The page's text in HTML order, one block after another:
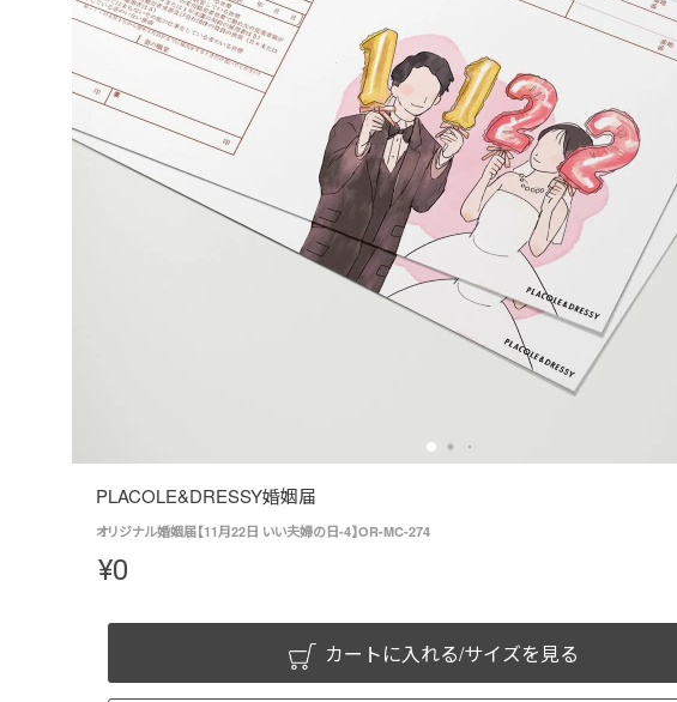
PLACOLE&DRESSY婚姻届
オリジナル婚姻届【11月22日 いい夫婦の日-4】OR-MC-274
¥0
カートに入れる/サイズを見る